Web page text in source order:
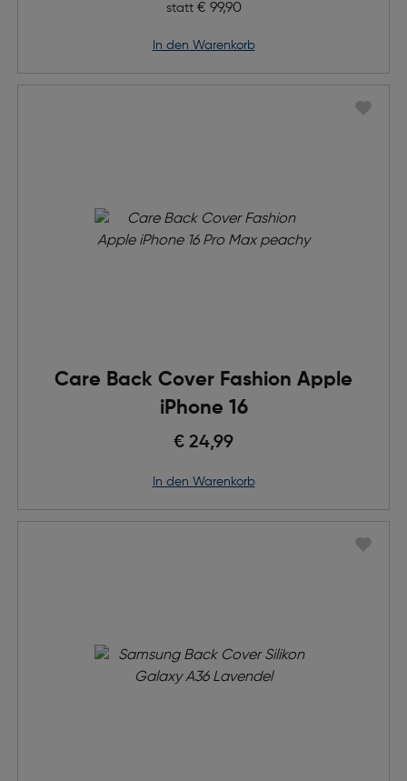
statt Ursprünglicher Preis
€ 99,90
in den Warenkorb
Care Back Cover Fashion Apple
iPhone 16
€ 24,99
in den Warenkorb